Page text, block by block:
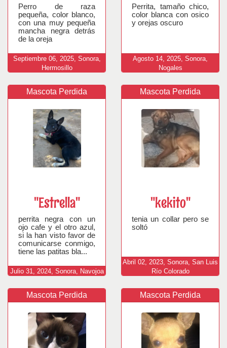
Perro de raza
pequeña, color blanco,
con una muy pequeña
mancha negra detrás
de la oreja
Septiembre 06, 2025, Sonora,
Hermosillo
Perrita, tamaño chico,
color blanca con osico
y orejas oscuro
Agosto 14, 2025, Sonora,
Nogales
Mascota Perdida
"Estrella"
perrita negra con un
ojo cafe y el otro azul,
si la han visto favor de
comunicarse conmigo,
tiene las patitas bla...
Julio 31, 2024, Sonora, Navojoa
Mascota Perdida
"kekito"
tenia un collar pero se
soltó
Abril 02, 2023, Sonora, San Luis
Río Colorado
Mascota Perdida Mascota Perdida